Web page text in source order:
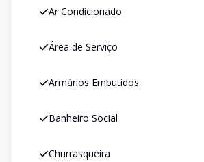
Ar Condicionado
Área de Serviço
Armários Embutidos
Banheiro Social
Churrasqueira